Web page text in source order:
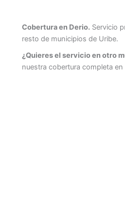
Cobertura en Derio. Servicio
resto de municipios de Uribe.
¿Quieres el servicio en otro
nuestra cobertura completa en